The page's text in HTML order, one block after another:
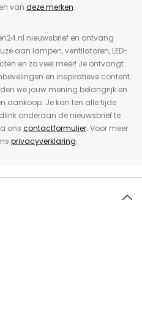
van deze merken.
nieuwsbrief en ontvang
aan lampen, ventilatoren, LED-
en zo veel meer! Je ontvangt
en inspiratieve content.
we jouw mening belangrijk en
aankoop. Je kan ten alle tijde
onderaan de nieuwsbrief te
ons contactformulier. Voor meer
privacyverklaring.